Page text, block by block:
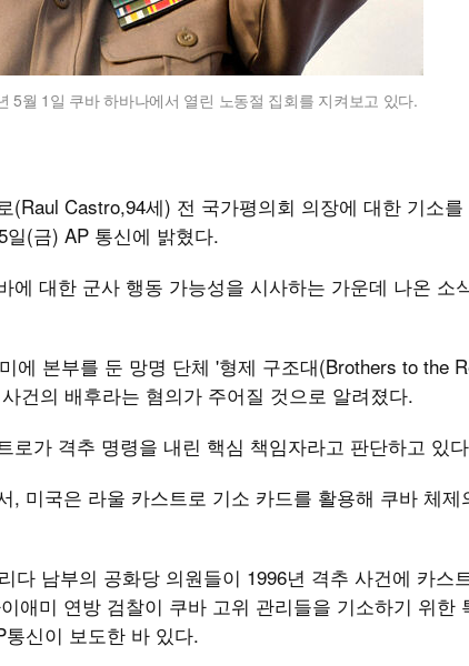
5월 1일 쿠바 하바나에서 열린 노동절 집회를 지켜보고 있다.
Castro,94세) 전 국가평의회 의장에 대한 기소
(금) AP 통신에 밝혔다.
대한 군사 행동 가능성을 시사하는 가운데 나온 소
에 본부를 둔 망명 단체 '형제 구조대(Brothers to the
건의 배후라는 혐의가 주어질 것으로 알려졌다.
로가 격추 명령을 내린 핵심 책임자라고 판단하고 있
, 미국은 라울 카스트로 기소 카드를 활용해 쿠바 체제
다 남부의 공화당 의원들이 1996년 격추 사건에 카스
애미 연방 검찰이 쿠바 고위 관리들을 기소하기 위한
신이 보도한 바 있다.